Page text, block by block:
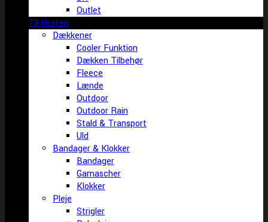
Outlet
Til Hesten
Dækkener
Cooler Funktion
Dækken Tilbehør
Fleece
Lænde
Outdoor
Outdoor Rain
Stald & Transport
Uld
Bandager & Klokker
Bandager
Gamascher
Klokker
Pleje
Strigler